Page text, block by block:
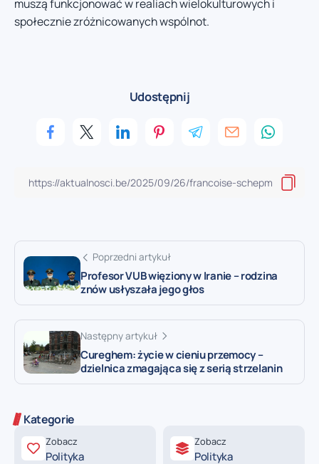
muszą funkcjonować w realiach wielokulturowych i
społecznie zróżnicowanych wspólnot.
Udostępnij
Poprzedni artykuł
Profesor VUB więziony w Iranie – rodzina
znów usłyszała jego głos
Następny artykuł
Cureghem: życie w cieniu przemocy –
dzielnica zmagająca się z serią strzelanin
Kategorie
Zobacz
Polityka
Zobacz
Polityka